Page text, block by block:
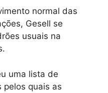
normal das
Gesell se
usuais na
uma lista de
pelos quais as